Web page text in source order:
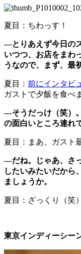
夏目：ちわっす！
―とりあえず今日の
いつつ、お店をまわ
うなので、
まず、最
夏目： 前にインタビ
ガストで夕飯を食べ
―そうだっけ（笑）
の面白いところ連れ
夏目：まあ、ガスト
―だね。じゃあ、さ
したいみたいだから
ましょうか。
夏目：ざっくり（笑
東京インディーシー